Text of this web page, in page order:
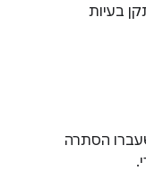
בעיות
הסתרה